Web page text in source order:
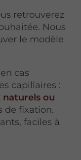
retrouverez
Nous
le modèle
cas
capillaires :
naturels ou
de fixation.
faciles à